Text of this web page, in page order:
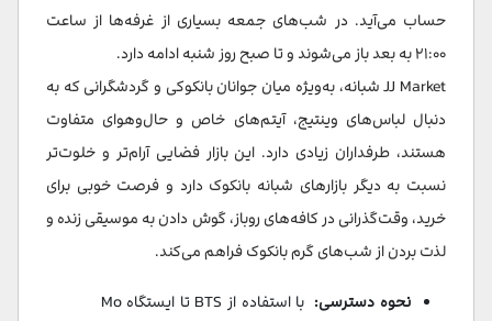
حساب می‌آید. در شب‌های جمعه بسیاری از غرفه‌ها از ساعت
۲۱:۰۰ به بعد باز می‌شوند و تا صبح روز شنبه ادامه دارد.
JJ Market شبانه، به‌ویژه میان جوانان بانکوکی و گردشگرانی که به
دنبال لباس‌های وینتیج، آیتم‌های خاص و حال‌وهوای متفاوت
هستند، طرفداران زیادی دارد. این بازار فضایی آرام‌تر و خلوت‌تر
نسبت به دیگر بازارهای شبانه بانکوک دارد و فرصت خوبی برای
خرید، وقت‌گذرانی در کافه‌های روباز، گوش دادن به موسیقی زنده و
لذت بردن از شب‌های گرم بانکوک فراهم می‌کند.
نحوه دسترسی:
با استفاده از BTS تا ایستگاه Mo